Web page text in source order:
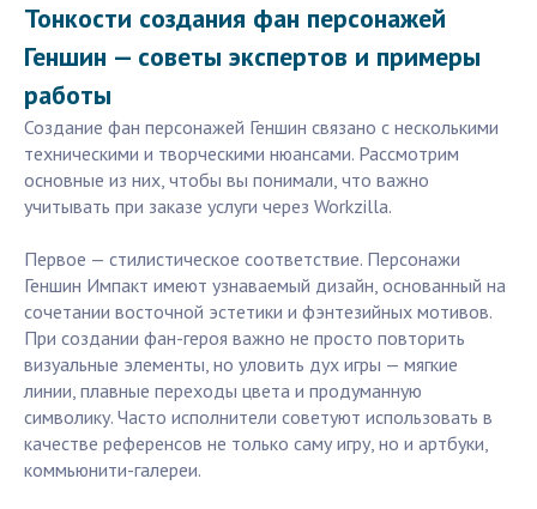
Тонкости создания фан персонажей
Геншин — советы экспертов и примеры
работы
Создание фан персонажей Геншин связано с несколькими
техническими и творческими нюансами. Рассмотрим
основные из них, чтобы вы понимали, что важно
учитывать при заказе услуги через Workzilla.
Первое — стилистическое соответствие. Персонажи
Геншин Импакт имеют узнаваемый дизайн, основанный на
сочетании восточной эстетики и фэнтезийных мотивов.
При создании фан-героя важно не просто повторить
визуальные элементы, но уловить дух игры — мягкие
линии, плавные переходы цвета и продуманную
символику. Часто исполнители советуют использовать в
качестве референсов не только саму игру, но и артбуки,
коммьюнити-галереи.